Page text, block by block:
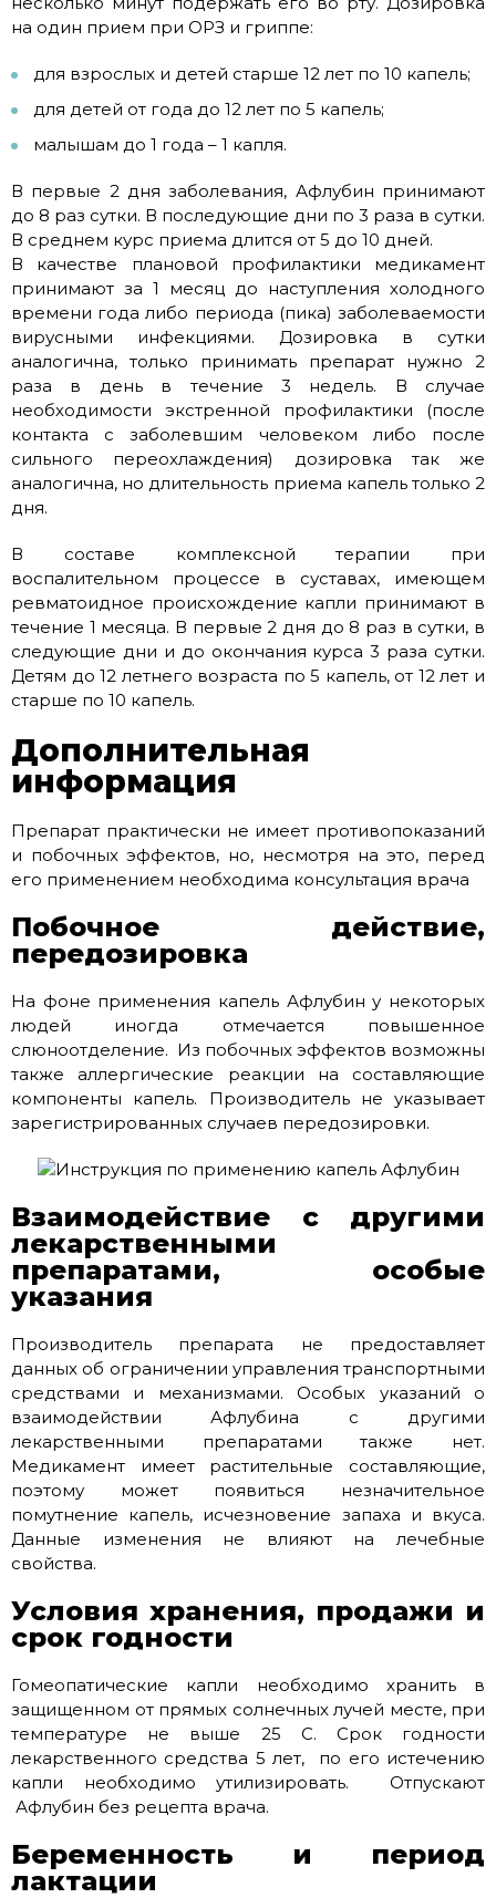
на один прием при ОРЗ и гриппе:
для взрослых и детей старше 12 лет по 10 капель;
для детей от года до 12 лет по 5 капель;
малышам до 1 года – 1 капля.
В первые 2 дня заболевания, Афлубин принимают
до 8 раз сутки. В последующие дни по 3 раза в сутки.
В среднем курс приема длится от 5 до 10 дней.
В качестве плановой профилактики медикамент
принимают за 1 месяц до наступления холодного
времени года либо периода (пика) заболеваемости
вирусными инфекциями. Дозировка в сутки
аналогична, только принимать препарат нужно 2
раза в день в течение 3 недель. В случае
необходимости экстренной профилактики (после
контакта с заболевшим человеком либо после
сильного переохлаждения) дозировка так же
аналогична, но длительность приема капель только 2
дня.
В составе комплексной терапии при
воспалительном процессе в суставах, имеющем
ревматоидное происхождение капли принимают в
течение 1 месяца. В первые 2 дня до 8 раз в сутки, в
следующие дни и до окончания курса 3 раза сутки.
Детям до 12 летнего возраста по 5 капель, от 12 лет и
старше по 10 капель.
Дополнительная
информация
Препарат практически не имеет противопоказаний
и побочных эффектов, но, несмотря на это, перед
его применением необходима консультация врача
Побочное действие,
передозировка
На фоне применения капель Афлубин у некоторых
людей иногда отмечается повышенное
слюноотделение. Из побочных эффектов возможны
также аллергические реакции на составляющие
компоненты капель. Производитель не указывает
зарегистрированных случаев передозировки.
Взаимодействие с другими
лекарственными
препаратами, особые
указания
Производитель препарата не предоставляет
данных об ограничении управления транспортными
средствами и механизмами. Особых указаний о
взаимодействии Афлубина с другими
лекарственными препаратами также нет.
Медикамент имеет растительные составляющие,
поэтому может появиться незначительное
помутнение капель, исчезновение запаха и вкуса.
Данные изменения не влияют на лечебные
свойства.
Условия хранения, продажи и
срок годности
Гомеопатические капли необходимо хранить в
защищенном от прямых солнечных лучей месте, при
температуре не выше 25 С. Срок годности
лекарственного средства 5 лет, по его истечению
капли необходимо утилизировать. Отпускают
Афлубин без рецепта врача.
Беременность и период
лактации